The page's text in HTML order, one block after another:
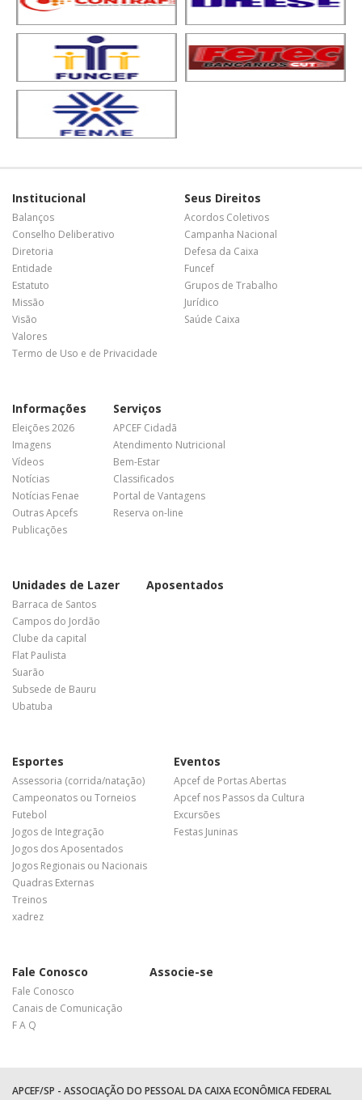
Institucional
Balanços
Conselho Deliberativo
Diretoria
Entidade
Estatuto
Missão
Visão
Valores
Termo de Uso e de Privacidade
Seus Direitos
Acordos Coletivos
Campanha Nacional
Defesa da Caixa
Funcef
Grupos de Trabalho
Jurídico
Saúde Caixa
Informações
Eleições 2026
Imagens
Vídeos
Notícias
Notícias Fenae
Outras Apcefs
Publicações
Serviços
APCEF Cidadã
Atendimento Nutricional
Bem-Estar
Classificados
Portal de Vantagens
Reserva on-line
Unidades de Lazer
Barraca de Santos
Campos do Jordão
Clube da capital
Flat Paulista
Suarão
Subsede de Bauru
Ubatuba
Aposentados
Esportes
Assessoria (corrida/natação)
Campeonatos ou Torneios
Futebol
Jogos de Integração
Jogos dos Aposentados
Jogos Regionais ou Nacionais
Quadras Externas
Treinos
xadrez
Eventos
Apcef de Portas Abertas
Apcef nos Passos da Cultura
Excursões
Festas Juninas
Fale Conosco
Fale Conosco
Canais de Comunicação
F A Q
Associe-se
APCEF/SP - ASSOCIAÇÃO DO PESSOAL DA CAIXA ECONÔMICA FEDERAL